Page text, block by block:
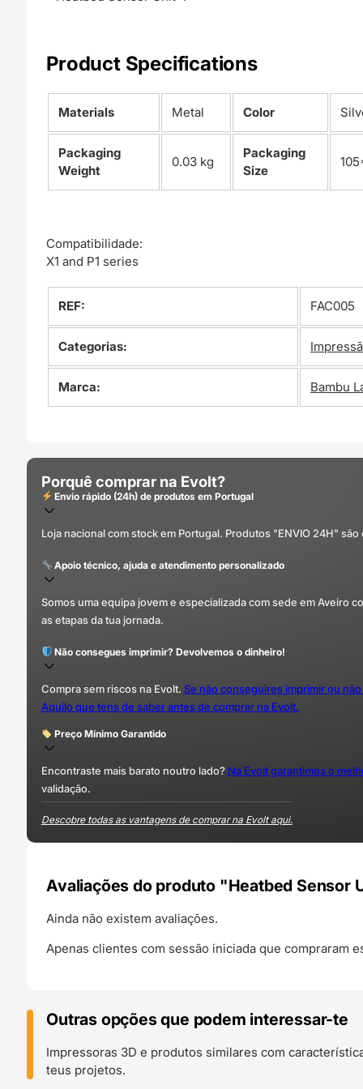
Product Specifications
Materials Metal Color
Packaging
Weight
0.03 kg
Packaging
Size
Compatibilidade:
X1 and P1 series
REF: FAC005
Categorias:
Marca: Bambu
Porquê comprar na Evolt?
Envio rápido (24h) de produtos em Portugal
Loja nacional com stock em Portugal. Produtos "ENVIO 24H"
Apoio técnico, ajuda e atendimento personalizado
Somos uma equipa jovem e especializada com sede em Aveiro
as etapas da tua jornada.
Não consegues imprimir? Devolvemos o dinheiro!
Compra sem riscos na Evolt. Se não conseguires imprimir ou
Aquilo que tens de saber antes de comprar na Evolt.
Preço Mínimo Garantido
Encontraste mais barato noutro lado? Na Evolt garantimos o
validação.
Descobre todas as vantagens de comprar na Evolt aqui.
Avaliações do produto "Heatbed Sensor
Ainda não existem avaliações.
Apenas clientes com sessão iniciada que compraram
Outras opções que podem interessar-te
Impressoras 3D e produtos similares com
teus projetos.